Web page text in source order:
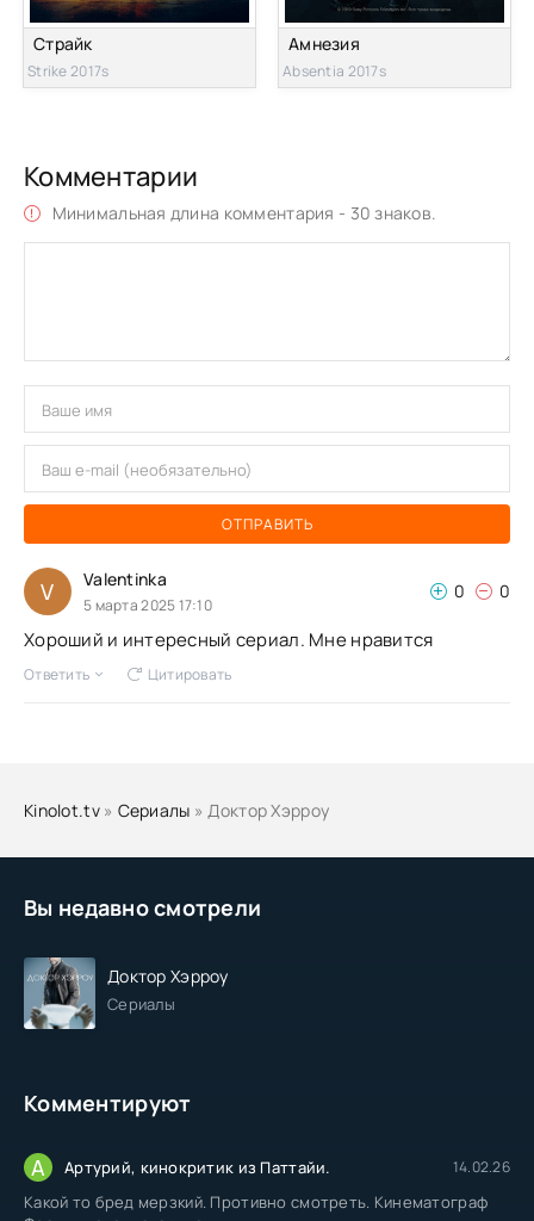
Вы недавно смотрели
Доктор Хэрроу
Сериалы
Комментируют
А Артурий, кинокритик из Паттайи. 14.02.26
Какой то бред мерзкий. Противно смотреть. Кинематограф
Страйк
Strike 2017s
Амнезия
Absentia 2017s
Комментарии
Минимальная длина комментария - 30 знаков.
ОТПРАВИТЬ
V Valentinka
5 марта 2025 17:10
0 0
Хороший и интересный сериал. Мне нравится
Ответить Цитировать
Kinolot.tv» Сериалы » Доктор Хэрроу